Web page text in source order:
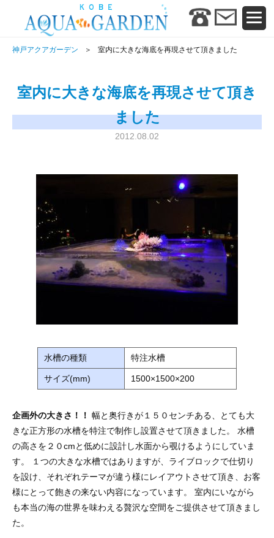
神戸アクアガーデン 室内に大きな海底を再現させて頂きました
室内に大きな海底を再現させて頂き
ました
2012.08.02
水槽の種類 特注水槽
サイズ(mm) 1500×1500×200
企画外の大きさ！！ 幅と奥行きが１５０センチある、とても大
きな正方形の水槽を特注で制作し設置させて頂きました。 水槽
の高さを２０cmと低めに設計し水面から覗けるようにしていま
す。 １つの大きな水槽ではありますが、ライブロックで仕切り
を設け、それぞれテーマが違う様にレイアウトさせて頂き、お客
様にとって飽きの来ない内容になっています。 室内にいながら
も本当の海の世界を味わえる贅沢な空間をご提供させて頂きまし
た。